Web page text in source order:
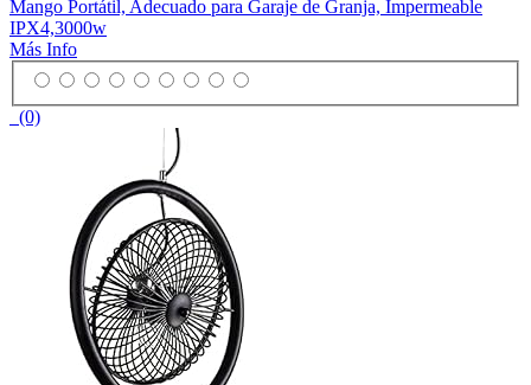
Mango Portátil, Adecuado para Garaje de Granja, Impermeable
IPX4,3000w
Más Info
(0)